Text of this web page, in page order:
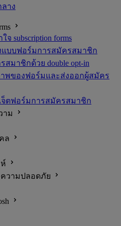
าง
จ subscription forms
แบบฟอร์มการสมัครสมาชิก
มาชิกด้วย double opt-in
พของฟอร์มและส่งออกผู้สมัคร
จ็ตฟอร์มการสมัครสมาชิก
าม
ล
วามปลอดภัย